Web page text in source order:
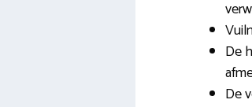
De
De